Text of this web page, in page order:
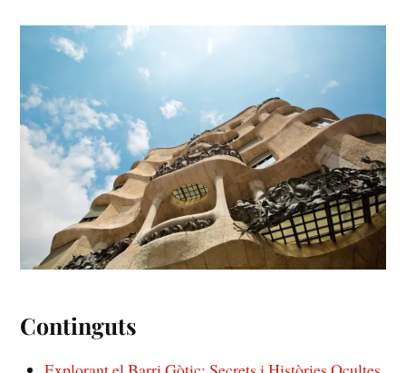
Continguts